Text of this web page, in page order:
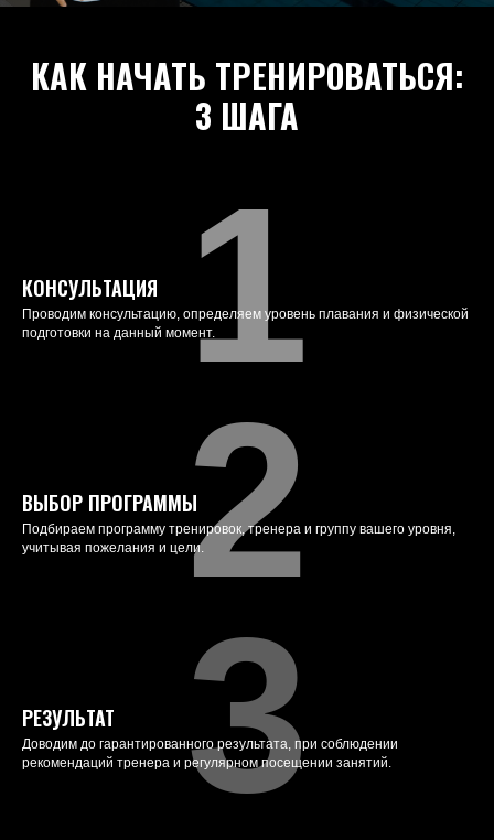
КАК НАЧАТЬ ТРЕНИРОВАТЬСЯ:
3 ШАГА
КОНСУЛЬТАЦИЯ
Проводим консультацию, определяем уровень плавания и физической
подготовки на данный момент.1
ВЫБОР ПРОГРАММЫ
Подбираем программу тренировок, тренера и группу вашего уровня,
учитывая пожелания и цели.2
РЕЗУЛЬТАТ
Доводим до гарантированного результата, при соблюдении
рекомендаций тренера и регулярном посещении занятий.
3